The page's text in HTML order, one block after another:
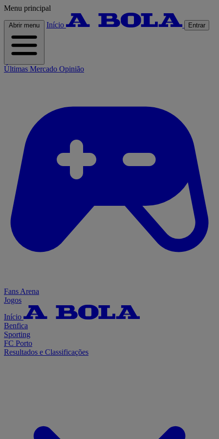
Menu principal
Abrir menu Início Entrar
Últimas Mercado Opinião
Fans Arena
Jogos
Início
Benfica
Sporting
FC Porto
Resultados e Classificações